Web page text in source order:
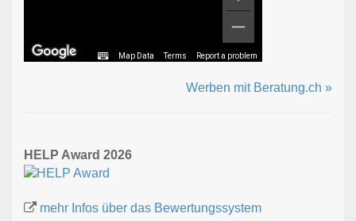
Map Data Terms Report a problem
Werben mit Beratung.ch »
HELP Award 2026
mehr Infos über das Bewertungssystem